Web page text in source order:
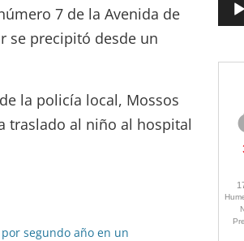
7 de la Avenida de
se precipitó desde un
la policía local, Mossos
traslado al niño al hospital
segundo año en un